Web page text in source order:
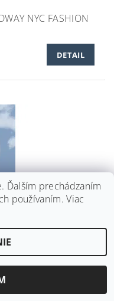
NYC FASHION
DETAIL
NYC FASHION
Ďalším prechádzaním
používaním. Viac